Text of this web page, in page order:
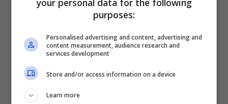
Atkinson), prima per la sua ossessione per
adesso è finalmente giunta l’ora di voltare
Dopo aver subito un
your personal data for the following
purposes:
Personalised advertising and content, advertising and
content measurement, audience research and
services development
Store and/or access information on a device
Learn more